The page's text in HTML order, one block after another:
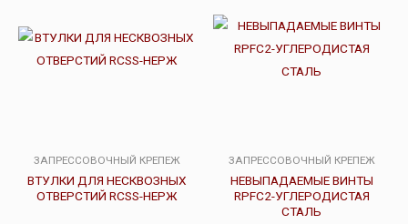
ЗАПРЕССОВОЧНЫЙ КРЕПЕЖ
ВТУЛКИ ДЛЯ НЕСКВОЗНЫХ
ОТВЕРСТИЙ RCSS-НЕРЖ
ЗАПРЕССОВОЧНЫЙ КРЕПЕЖ
НЕВЫПАДАЕМЫЕ ВИНТЫ
RPFC2-УГЛЕРОДИСТАЯ
СТАЛЬ